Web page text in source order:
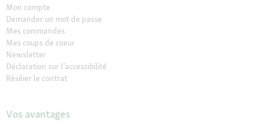
Mon compte
Demander un mot de passe
Mes commandes
Mes coups de coeur
Newsletter
Déclaration sur l’accessibilité
Résilier le contrat
Vos avantages